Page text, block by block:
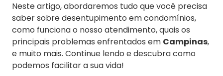
Neste artigo, abordaremos tudo que você precisa
saber sobre desentupimento em condomínios,
como funciona o nosso atendimento, quais os
principais problemas enfrentados em Campinas,
e muito mais. Continue lendo e descubra como
podemos facilitar a sua vida!